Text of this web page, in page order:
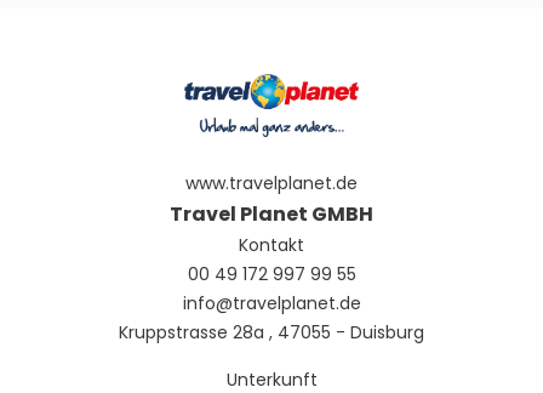
www.travelplanet.de
Travel Planet GMBH
Kontakt
00 49 172 997 99 55
info@travelplanet.de
Kruppstrasse 28a , 47055 - Duisburg
Unterkunft